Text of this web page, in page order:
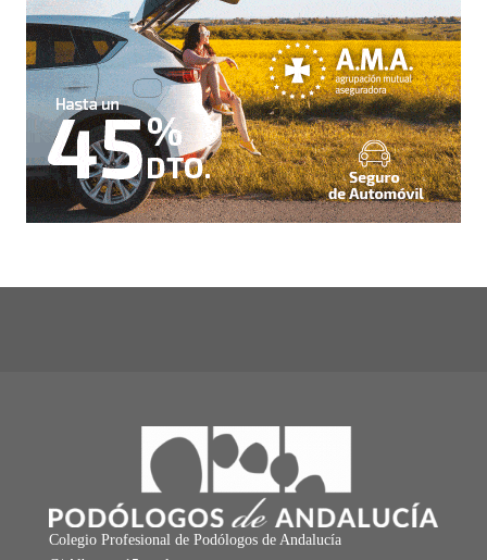
Colegio Profesional de Podólogos de Andalucía